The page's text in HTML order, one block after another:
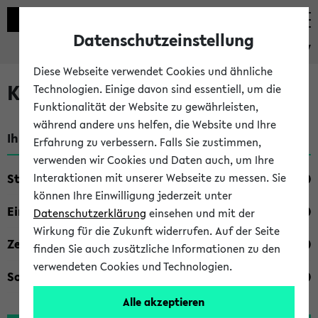
eKVV
Kombisuche im eKVV
Ihre Suchkriterien:
Studienfach
Einrichtung
Zeiten
Sonstiges
Datenschutzeinstellung
Diese Webseite verwendet Cookies und ähnliche
Technologien. Einige davon sind essentiell, um die
Funktionalität der Website zu gewährleisten,
während andere uns helfen, die Website und Ihre
Erfahrung zu verbessern. Falls Sie zustimmen,
verwenden wir Cookies und Daten auch, um Ihre
Interaktionen mit unserer Webseite zu messen. Sie
können Ihre Einwilligung jederzeit unter
Datenschutzerklärung einsehen und mit der
Wirkung für die Zukunft widerrufen. Auf der Seite
finden Sie auch zusätzliche Informationen zu den
verwendeten Cookies und Technologien.
Alle akzeptieren